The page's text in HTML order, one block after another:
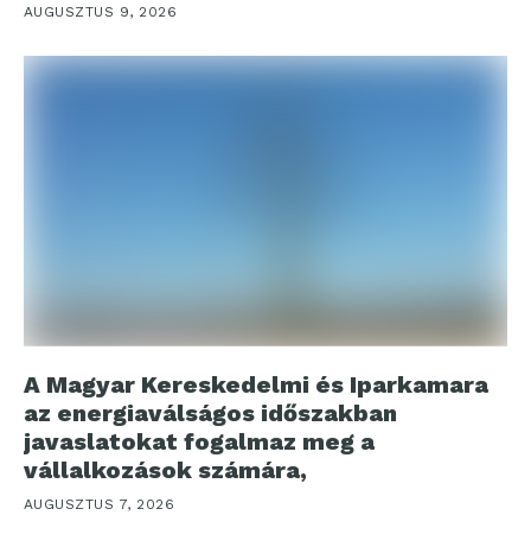
AUGUSZTUS 9, 2026
A Magyar Kereskedelmi és Iparkamara
az energiaválságos időszakban
javaslatokat fogalmaz meg a
vállalkozások számára,
AUGUSZTUS 7, 2026